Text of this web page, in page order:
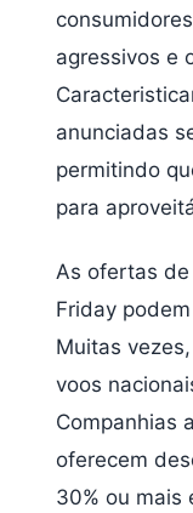
agressivos e
anunciadas
permitindo
para
As ofertas de
Friday
Muitas
voos
Companhias
oferecem
30% ou mais